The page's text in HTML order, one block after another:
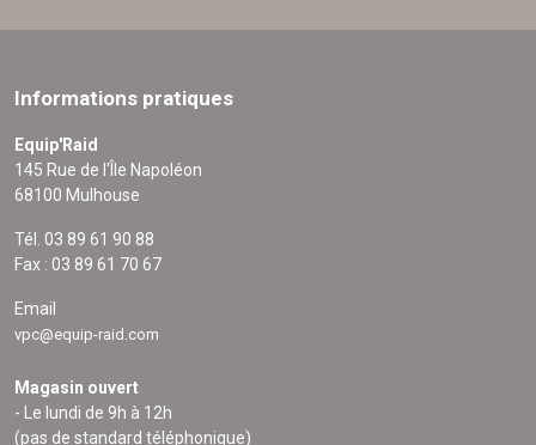
Informations pratiques
Equip'Raid
145 Rue de l'Île Napoléon
68100 Mulhouse
Tél. 03 89 61 90 88
Fax : 03 89 61 70 67
Email
vpc@equip-raid.com
Magasin ouvert
- Le lundi de 9h à 12h
(pas de standard téléphonique)